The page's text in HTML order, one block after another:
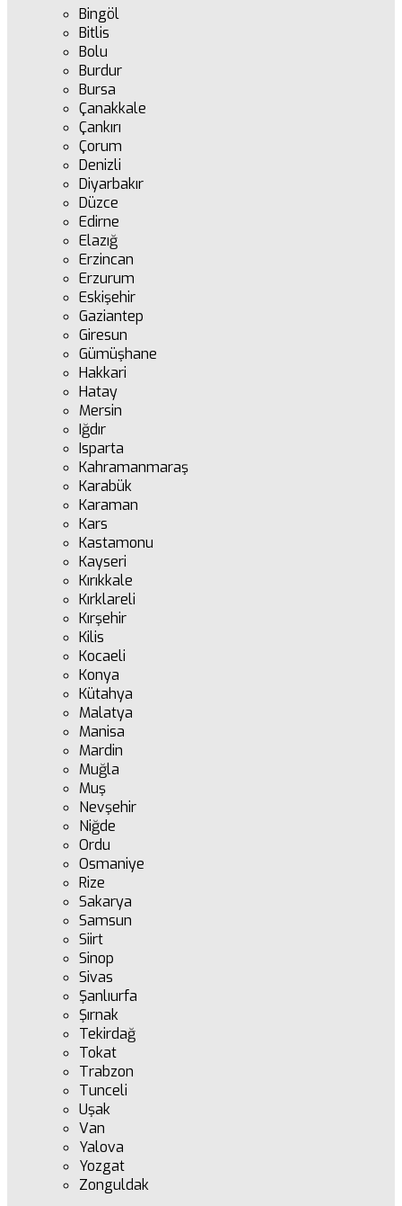
Bingöl
Bitlis
Bolu
Burdur
Bursa
Çanakkale
Çankırı
Çorum
Denizli
Diyarbakır
Düzce
Edirne
Elazığ
Erzincan
Erzurum
Eskişehir
Gaziantep
Giresun
Gümüşhane
Hakkari
Hatay
Mersin
Iğdır
Isparta
Kahramanmaraş
Karabük
Karaman
Kars
Kastamonu
Kayseri
Kırıkkale
Kırklareli
Kırşehir
Kilis
Kocaeli
Konya
Kütahya
Malatya
Manisa
Mardin
Muğla
Muş
Nevşehir
Niğde
Ordu
Osmaniye
Rize
Sakarya
Samsun
Siirt
Sinop
Sivas
Şanlıurfa
Şırnak
Tekirdağ
Tokat
Trabzon
Tunceli
Uşak
Van
Yalova
Yozgat
Zonguldak